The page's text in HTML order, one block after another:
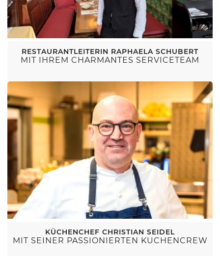
RESTAURANTLEITERIN RAPHAELA SCHUBERT
MIT IHREM CHARMANTES SERVICETEAM
KÜCHENCHEF CHRISTIAN SEIDEL
MIT SEINER PASSIONIERTEN KÜCHENCREW